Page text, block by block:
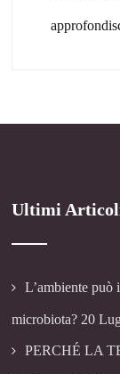
Ultimi
L’ambiente può
microbiota? 20
PERCHÉ LA